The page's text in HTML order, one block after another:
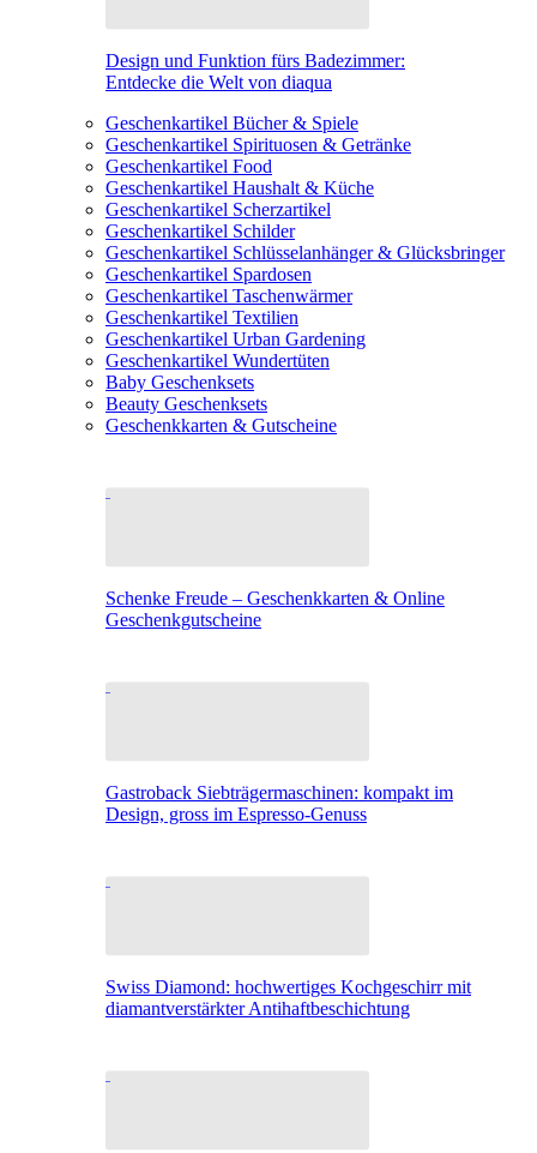
Design und Funktion fürs Badezimmer:
Entdecke die Welt von diaqua
Geschenkartikel Bücher & Spiele
Geschenkartikel Spirituosen & Getränke
Geschenkartikel Food
Geschenkartikel Haushalt & Küche
Geschenkartikel Scherzartikel
Geschenkartikel Schilder
Geschenkartikel Schlüsselanhänger & Glücksbringer
Geschenkartikel Spardosen
Geschenkartikel Taschenwärmer
Geschenkartikel Textilien
Geschenkartikel Urban Gardening
Geschenkartikel Wundertüten
Baby Geschenksets
Beauty Geschenksets
Geschenkkarten & Gutscheine
Schenke Freude – Geschenkkarten & Online
Geschenkgutscheine
Gastroback Siebträgermaschinen: kompakt im
Design, gross im Espresso-Genuss
Swiss Diamond: hochwertiges Kochgeschirr mit
diamantverstärkter Antihaftbeschichtung